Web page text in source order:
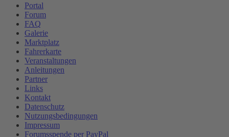
Portal
Forum
FAQ
Galerie
Marktplatz
Fahrerkarte
Veranstaltungen
Anleitungen
Partner
Links
Kontakt
Datenschutz
Nutzungsbedingungen
Impressum
Forumsspende per PayPal